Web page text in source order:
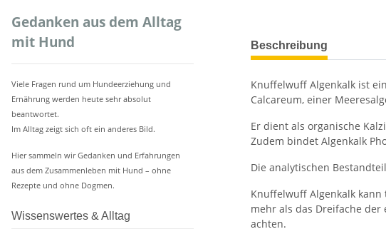
weitere Registerkarten
Beschreibung
Knuffelwuff Algenkalk ist
Calcareum, einer
Er dient als organische
Zudem bindet Algenkalk
Die analytischen
Knuffelwuff Algenkalk
mehr als das Dreifache der
achten.
Gedanken aus dem Alltag
mit Hund
Viele Fragen rund um Hundeerziehung und
Ernährung werden heute sehr absolut
beantwortet.
Im Alltag zeigt sich oft ein anderes Bild.
Hier sammeln wir Gedanken und Erfahrungen
aus dem Zusammenleben mit Hund – ohne
Rezepte und ohne Dogmen.
Wissenswertes & Alltag